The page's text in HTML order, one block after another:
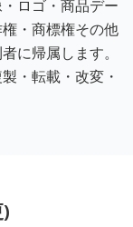
ロゴ・商品デー
・商標権その他
に帰属します。
・転載・改変・